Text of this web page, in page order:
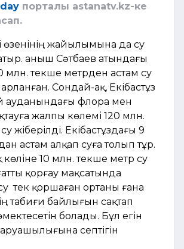
порталы astanatv.kz-ке
өзенінің жайылымына да су
Қаныш Сәтбаев атындағы
млн. текше метрден астам су
Сондай-ақ, Екібастұз
ауданындағы флора мен
жалпы көлемі 120 млн.
жіберілді. Екібастұздағы 9
астам алқап суға толып тұр.
10 млн. текше метр су
қорғау мақсатында
тек қоршаған ортаны ғана
табиғи байлығын сақтап
болады. Бұл егін
септігін